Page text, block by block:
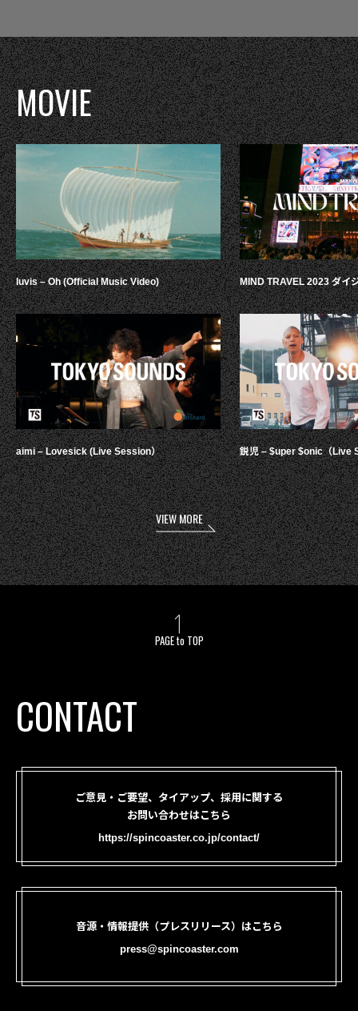
MOVIE
luvis – Oh (Official Music Video)
aimi – Lovesick (Live Session）
MIND TRAVEL 2023 ダイ
鋭児 – $uper $onic（Live
VIEW MORE
PAGE to TOP
CONTACT
ご意見・ご要望、タイアップ、採用に関する
お問い合わせはこちら
https://spincoaster.co.jp/contact/
音源・情報提供（プレスリリース）はこちら
press@spincoaster.com